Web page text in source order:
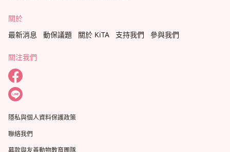
關於
最新消息
動保議題 關於 KiTA 支持我們 參與我們
關注我們
隱私與個人資料保護政策
聯絡我們